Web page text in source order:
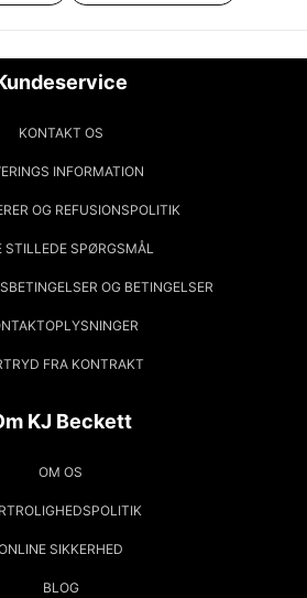
KONTAKT OS
INFORMATION
OG REFUSIONSPOLITIK
STILLEDE SPØRGSMÅL
OG BETINGELSER
FRA KONTRAKT
KJ Beckett
OM OS
SIKKERHED
BLOG